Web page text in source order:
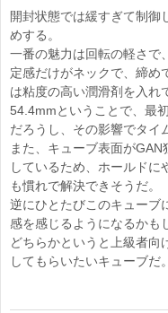
開封状態では緩すぎて制御
めする。
一番の魅力は回転の軽さで
定感だけがネックで、締め
は粘度の高い潤滑剤を入れ
54.4mmということで、最
だろうし、その影響でタイ
また、キューブ表面が
しているため、ホールド
も慣れで解決できそうだ。
逆にひとたびこのキューブ
感を感じるようになるかも
どちらかというと上級者向
してもらいたいキューブだ。